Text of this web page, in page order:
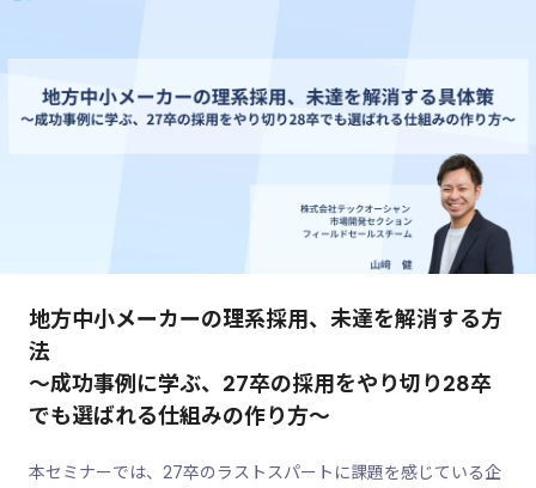
地方中小メーカーの理系採用、未達を解消する方
法
～成功事例に学ぶ、27卒の採用をやり切り28卒
でも選ばれる仕組みの作り方～
本セミナーでは、27卒のラストスパートに課題を感じている企